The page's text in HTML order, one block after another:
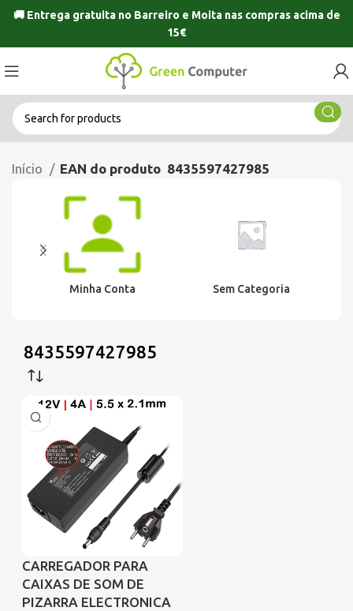
🚚 Entrega gratuita no Barreiro e Moitanas compras acima de
15€
Início EAN do produto 8435597427985
Minha Conta Sem Categoria
8435597427985
CARREGADOR PARA
CAIXAS DE SOM DE
PIZARRA ELECTRONICA